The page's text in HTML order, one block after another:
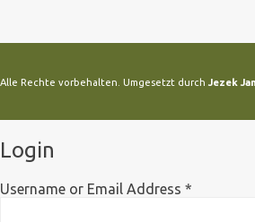
Alle Rechte vorbehalten. Umgesetzt durch Jezek Jan
Login
Username or Email Address *